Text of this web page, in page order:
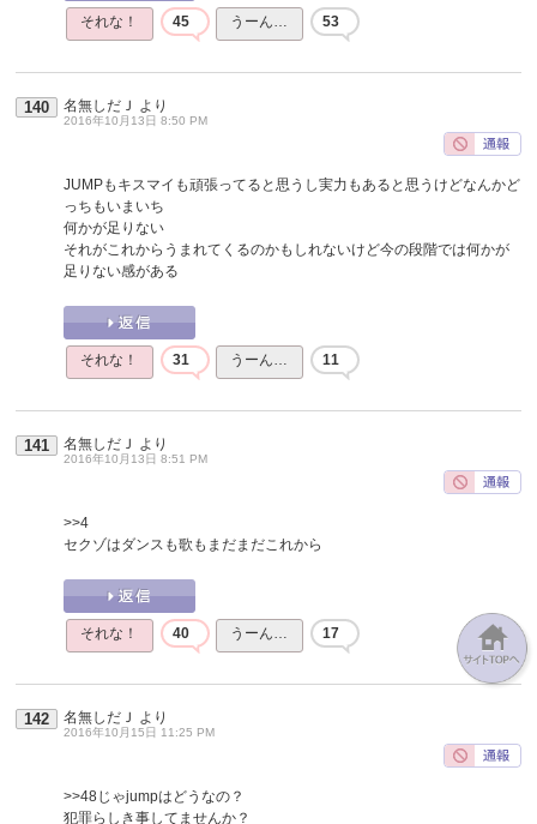
それな！ 45 うーん… 53
140 名無しだＪ より
2016年10月13日 8:50 PM
JUMPもキスマイも頑張ってると思うし実力もあると思うけどなんかど
っちもいまいち
何かが足りない
それがこれからうまれてくるのかもしれないけど今の段階では何かが
足りない感がある
それな！ 31 うーん… 11
141 名無しだＪ より
2016年10月13日 8:51 PM
>>4
セクゾはダンスも歌もまだまだこれから
それな！ 40 うーん… 17
142 名無しだＪ より
2016年10月15日 11:25 PM
>>48じゃjumpはどうなの？
犯罪らしき事してませんか？